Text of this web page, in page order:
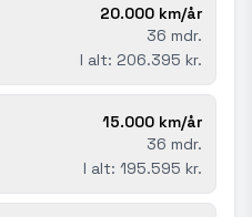
20.000 km/år
36 mdr.
I alt: 206.395 kr.
15.000 km/år
36 mdr.
I alt: 195.595 kr.